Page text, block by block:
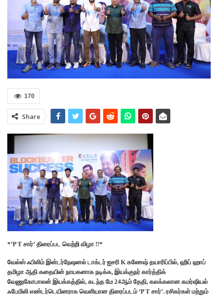
170
Share
*’P T சார்’ திரைப்பட வெற்றி விழா !!*
வேல்ஸ் ஃபிலிம் இன்டர்நேஷனல் டாக்டர் ஐசரி K கணேஷ் தயாரிப்பில், ஹிப் ஹாப்
தமிழா ஆதி கதையின் நாயகனாக நடிக்க, இயக்குநர் கார்த்திக்
வேணுகோபாலன் இயக்கத்தில், கடந்த மே 24ஆம் தேதி, கலக்கலான கமர்ஷியல்
ஃபேமிலி எண்டர்டெயினராக வெளியான திரைப்படம் ‘P T சார்’. ரசிகர்கள் மற்றும்